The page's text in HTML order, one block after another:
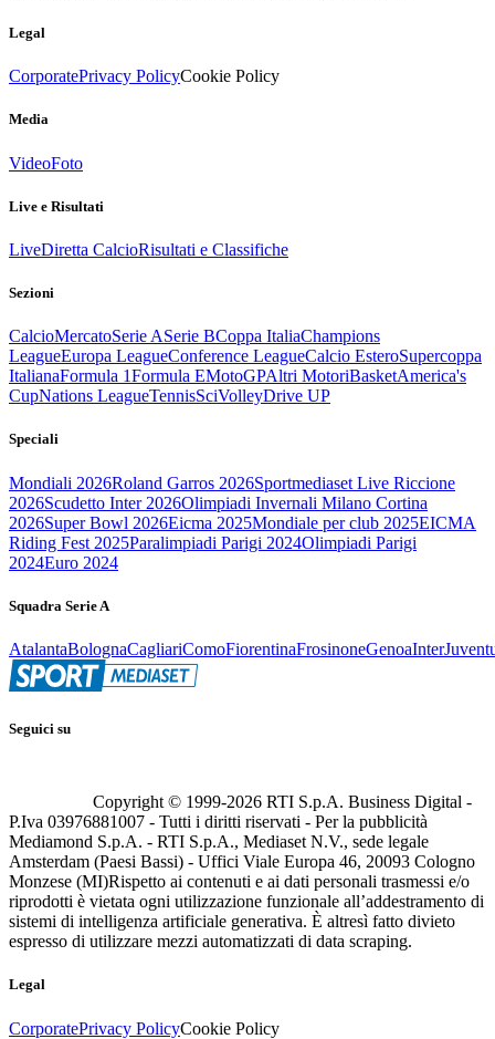
Legal
CorporatePrivacy PolicyCookie Policy
Media
VideoFoto
Live e Risultati
LiveDiretta CalcioRisultati e Classifiche
Sezioni
CalcioMercatoSerie ASerie BCoppa ItaliaChampions
LeagueEuropa LeagueConference LeagueCalcio EsteroSupercoppa
ItalianaFormula 1Formula EMotoGPAltri MotoriBasketAmerica's
CupNations LeagueTennisSciVolleyDrive UP
Speciali
Mondiali 2026Roland Garros 2026Sportmediaset Live Riccione
2026Scudetto Inter 2026Olimpiadi Invernali Milano Cortina
2026Super Bowl 2026Eicma 2025Mondiale per club 2025EICMA
Riding Fest 2025Paralimpiadi Parigi 2024Olimpiadi Parigi
2024Euro 2024
Squadra Serie A
AtalantaBolognaCagliariComoFiorentinaFrosinoneGenoaInter
Seguici su
Copyright © 1999-2026 RTI S.p.A. Business Digital -
P.Iva 03976881007 - Tutti i diritti riservati - Per la pubblicità
Mediamond S.p.A. - RTI S.p.A., Mediaset N.V., sede legale
Amsterdam (Paesi Bassi) - Uffici Viale Europa 46, 20093 Cologno
Monzese (MI)Rispetto ai contenuti e ai dati personali trasmessi e/o
riprodotti è vietata ogni utilizzazione funzionale all’addestramento di
sistemi di intelligenza artificiale generativa. È altresì fatto divieto
espresso di utilizzare mezzi automatizzati di data scraping.
Legal
CorporatePrivacy PolicyCookie Policy